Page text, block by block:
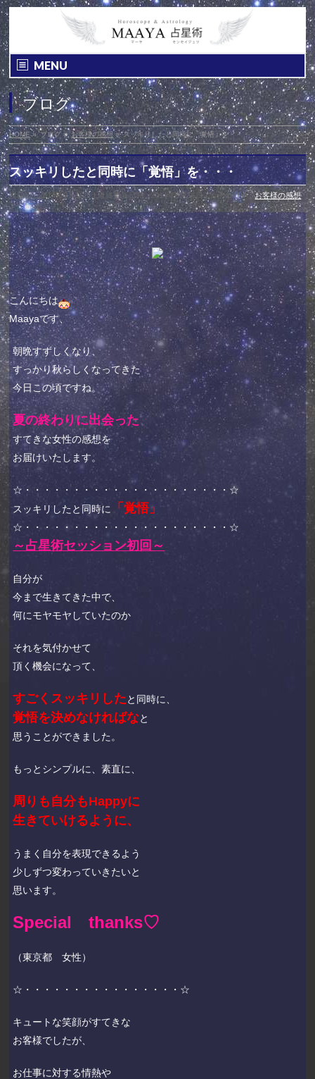
MENU
ブログ
HOME» ブログ » お客様の感想» スッキリしたと同時に「覚悟」を・・・
スッキリしたと同時に「覚悟」を・・・
投稿日 : 2014年9月16日 最終更新日時 : 2014年9月16日 カテゴリー :お客様の感想
こんにちは
Maayaです、
朝晩すずしくなり、
すっかり秋らしくなってきた
今日この頃ですね。
夏の終わりに出会った
すてきな女性の感想を
お届けいたします。
☆・・・・・・・・・・・・・・・・・・・・・☆
スッキリしたと同時に
「覚悟」
☆・・・・・・・・・・・・・・・・・・・・・☆
～占星術セッション初回～
自分が
今まで生きてきた中で、
何にモヤモヤしていたのか
それを気付かせて
頂く機会になって、
すごくスッキリしたと同時に、
覚悟を決めなければなと
思うことができました。
もっとシンプルに、素直に、
周りも自分もHappyに
生きていけるように、
うまく自分を表現できるよう
少しずつ変わっていきたいと
思います。
Special thanks♡
（東京都 女性）
☆・・・・・・・・・・・・・・・・☆
キュートな笑顔がすてきな
お客様でしたが、
お仕事に対する情熱や